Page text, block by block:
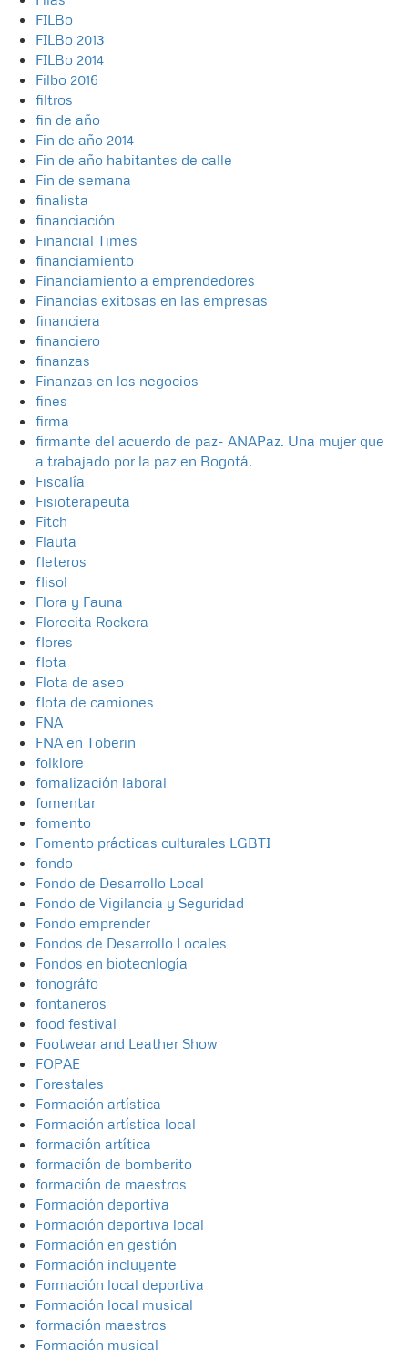
FILBo
FILBo 2013
FILBo 2014
Filbo 2016
filtros
fin de año
Fin de año 2014
Fin de año habitantes de calle
Fin de semana
finalista
financiación
Financial Times
financiamiento
Financiamiento a emprendedores
Financias exitosas en las empresas
financiera
financiero
finanzas
Finanzas en los negocios
fines
firma
firmante del acuerdo de paz- ANAPaz. Una mujer que
a trabajado por la paz en Bogotá.
Fiscalía
Fisioterapeuta
Fitch
Flauta
fleteros
flisol
Flora y Fauna
Florecita Rockera
flores
flota
Flota de aseo
flota de camiones
FNA
FNA en Toberin
folklore
fomalización laboral
fomentar
fomento
Fomento prácticas culturales LGBTI
fondo
Fondo de Desarrollo Local
Fondo de Vigilancia y Seguridad
Fondo emprender
Fondos de Desarrollo Locales
Fondos en biotecnlogía
fonográfo
fontaneros
food festival
Footwear and Leather Show
FOPAE
Forestales
Formación artística
Formación artística local
formación artítica
formación de bomberito
formación de maestros
Formación deportiva
Formación deportiva local
Formación en gestión
Formación incluyente
Formación local deportiva
Formación local musical
formación maestros
Formación musical